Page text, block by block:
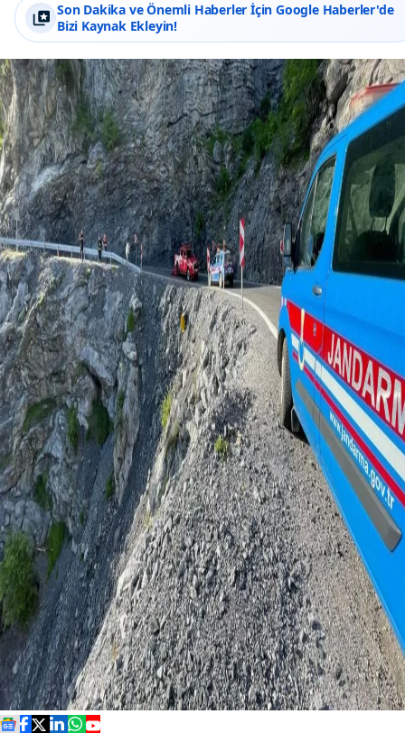
Son Dakika ve Önemli Haberler İçin Google Haberler'de
Bizi Kaynak Ekleyin!